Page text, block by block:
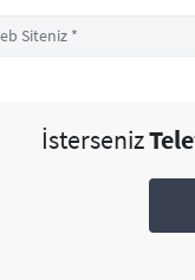
İsterseniz